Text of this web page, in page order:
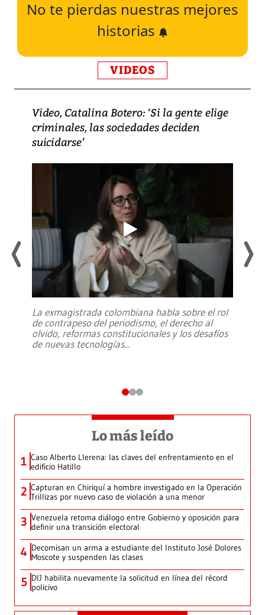
No te pierdas nuestras mejores
historias
VIDEOS
Video, Catalina Botero: ‘Si la gente elige
criminales, las sociedades deciden
suicidarse’
La exmagistrada colombiana habla sobre el rol
de contrapeso del periodismo, el derecho al
olvido, reformas constitucionales y los desafíos
de nuevas tecnologías...
Lo más leído
1 Caso Alberto Llerena: las claves del enfrentamiento en el
edificio Hatillo
2 Capturan en Chiriquí a hombre investigado en la Operación
Trillizas por nuevo caso de violación a una menor
3 Venezuela retoma diálogo entre Gobierno y oposición para
definir una transición electoral
4 Decomisan un arma a estudiante del Instituto José Dolores
Moscote y suspenden las clases
5 DIJ habilita nuevamente la solicitud en línea del récord
policivo